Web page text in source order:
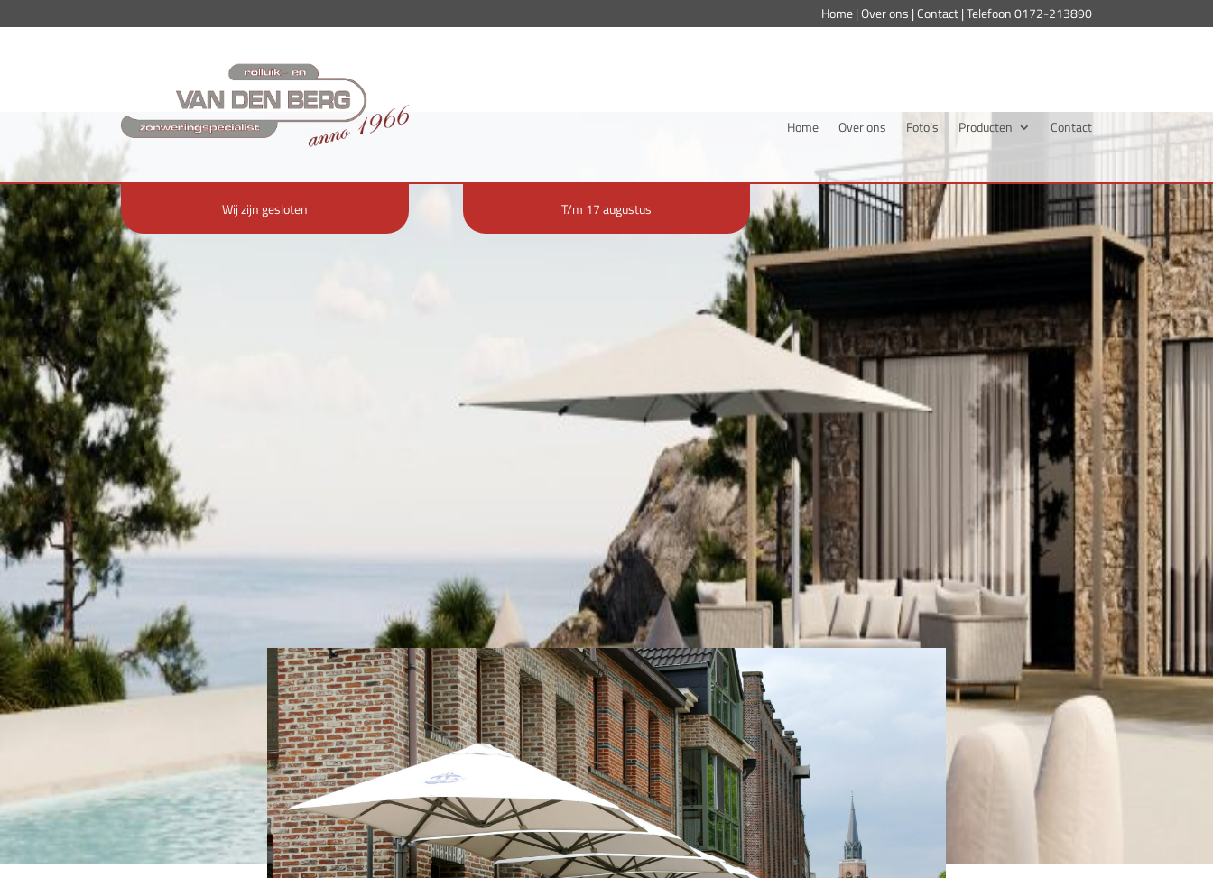
Home|Over ons |Contact| Telefoon0172-213890
Home Over ons Foto’s Producten Contact
Wij zijn gesloten T/m 17 augustus